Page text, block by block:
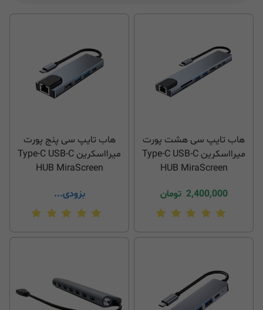
هاب تایپ سی هشت پورت
میرااسکرین Type-C USB-C
HUB MiraScreen
2,400,000 تومان
هاب تایپ سی پنج پورت
میرااسکرین Type-C USB-C
HUB MiraScreen
بزودی...